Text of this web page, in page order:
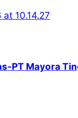
PT Mayora